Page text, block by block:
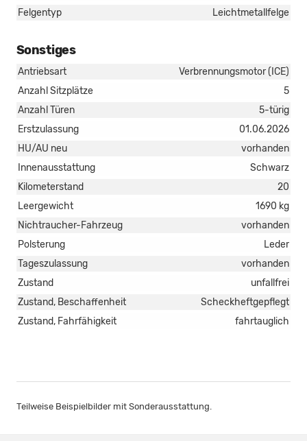
Felgentyp
Leichtmetallfelge
Sonstiges
Antriebsart
Verbrennungsmotor (ICE)
Anzahl Sitzplätze
5
Anzahl Türen
5-türig
Erstzulassung
01.06.2026
HU/AU neu
vorhanden
Innenausstattung
Schwarz
Kilometerstand
20
Leergewicht
1690 kg
Nichtraucher-Fahrzeug
vorhanden
Polsterung
Leder
Tageszulassung
vorhanden
Zustand
unfallfrei
Zustand, Beschaffenheit
Scheckheftgepflegt
Zustand, Fahrfähigkeit
fahrtauglich
Teilweise Beispielbilder mit Sonderausstattung.